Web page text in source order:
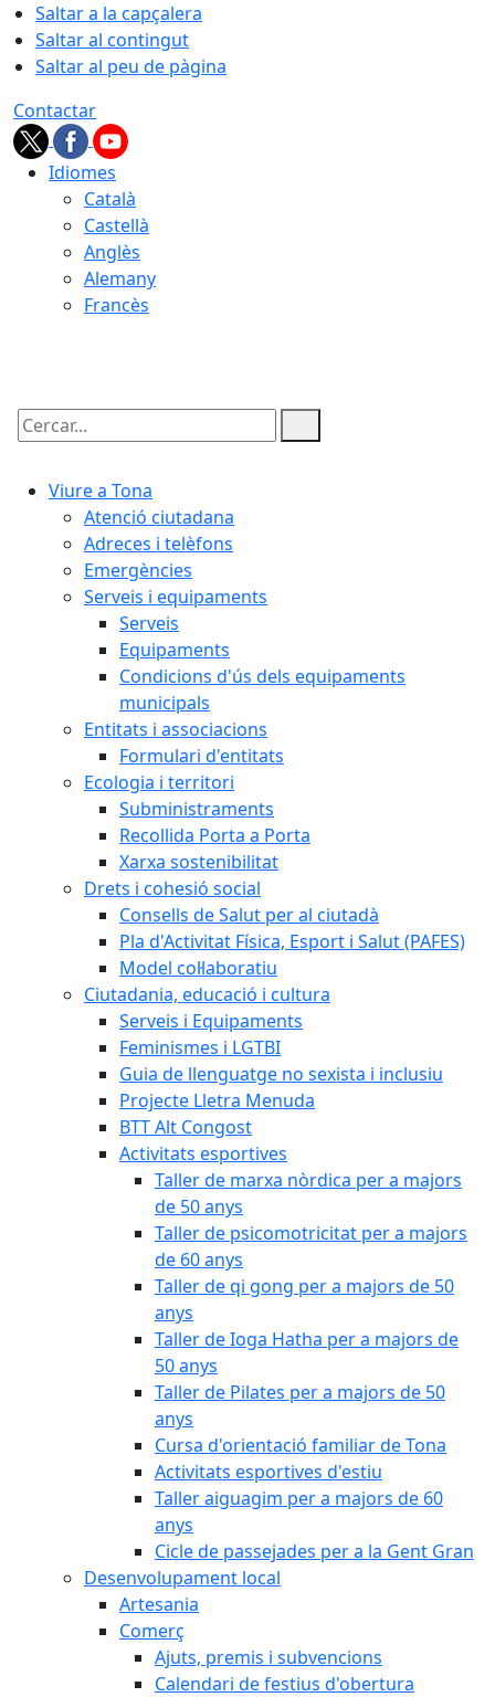
Saltar a la capçalera
Saltar al contingut
Saltar al peu de pàgina
Contactar
Idiomes
Català
Castellà
Anglès
Alemany
Francès
Cercar:
Viure a Tona
Atenció ciutadana
Adreces i telèfons
Emergències
Serveis i equipaments
Serveis
Equipaments
Condicions d'ús dels equipaments
municipals
Entitats i associacions
Formulari d'entitats
Ecologia i territori
Subministraments
Recollida Porta a Porta
Xarxa sostenibilitat
Drets i cohesió social
Consells de Salut per al ciutadà
Pla d'Activitat Física, Esport i Salut (PAFES)
Model col·laboratiu
Ciutadania, educació i cultura
Serveis i Equipaments
Feminismes i LGTBI
Guia de llenguatge no sexista i inclusiu
Projecte Lletra Menuda
BTT Alt Congost
Activitats esportives
Taller de marxa nòrdica per a majors
de 50 anys
Taller de psicomotricitat per a majors
de 60 anys
Taller de qi gong per a majors de 50
anys
Taller de Ioga Hatha per a majors de
50 anys
Taller de Pilates per a majors de 50
anys
Cursa d'orientació familiar de Tona
Activitats esportives d'estiu
Taller aiguagim per a majors de 60
anys
Cicle de passejades per a la Gent Gran
Desenvolupament local
Artesania
Comerç
Ajuts, premis i subvencions
Calendari de festius d'obertura